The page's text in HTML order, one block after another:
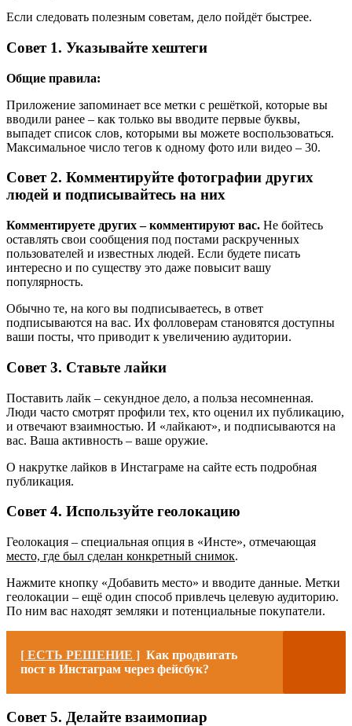
Если следовать полезным советам, дело пойдёт быстрее.
Совет 1. Указывайте хештеги
Общие правила:
Приложение запоминает все метки с решёткой, которые вы
вводили ранее – как только вы вводите первые буквы,
выпадет список слов, которыми вы можете воспользоваться.
Максимальное число тегов к одному фото или видео – 30.
Совет 2. Комментируйте фотографии других
людей и подписывайтесь на них
Комментируете других – комментируют вас. Не бойтесь
оставлять свои сообщения под постами раскрученных
пользователей и известных людей. Если будете писать
интересно и по существу это даже повысит вашу
популярность.
Обычно те, на кого вы подписываетесь, в ответ
подписываются на вас. Их фолловерам становятся доступны
ваши посты, что приводит к увеличению аудитории.
Совет 3. Ставьте лайки
Поставить лайк – секундное дело, а польза несомненная.
Люди часто смотрят профили тех, кто оценил их публикацию,
и отвечают взаимностью. И «лайкают», и подписываются на
вас. Ваша активность – ваше оружие.
О накрутке лайков в Инстаграме на сайте есть подробная
публикация.
Совет 4. Используйте геолокацию
Геолокация – специальная опция в «Инсте», отмечающая
место, где был сделан конкретный снимок.
Нажмите кнопку «Добавить место» и вводите данные. Метки
геолокации – ещё один способ привлечь целевую аудиторию.
По ним вас находят земляки и потенциальные покупатели.
[ ЕСТЬ РЕШЕНИЕ ] Как продвигать
пост в Инстаграм через фейсбук?
Совет 5. Делайте взаимопиар